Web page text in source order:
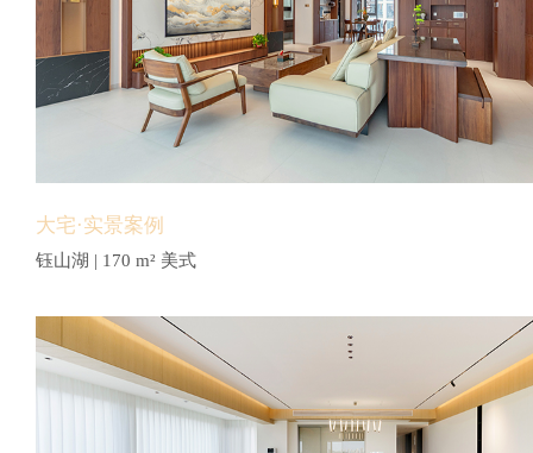
大宅·实景案例
钰山湖 | 170 m² 美式